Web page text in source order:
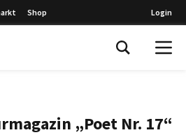
Shop Login
„Poet Nr. 17“